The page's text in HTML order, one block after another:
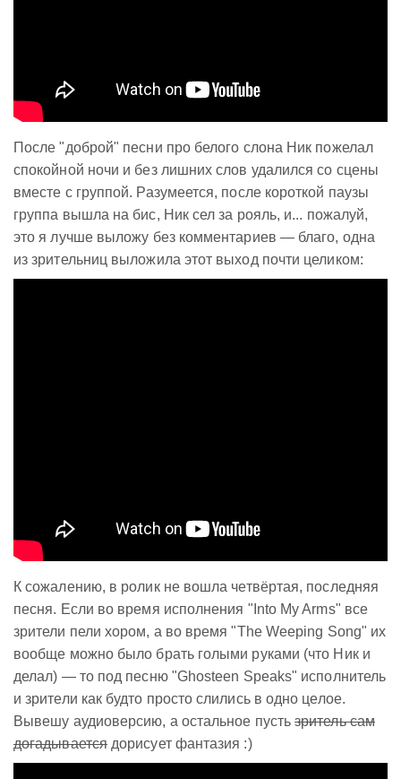
После "доброй" песни про белого слона Ник пожелал
спокойной ночи и без лишних слов удалился со сцены
вместе с группой. Разумеется, после короткой паузы
группа вышла на бис, Ник сел за рояль, и... пожалуй,
это я лучше выложу без комментариев — благо, одна
из зрительниц выложила этот выход почти целиком:
К сожалению, в ролик не вошла четвёртая, последняя
песня. Если во время исполнения "Into My Arms" все
зрители пели хором, а во время "The Weeping Song" их
вообще можно было брать голыми руками (что Ник и
делал) — то под песню "Ghosteen Speaks" исполнитель
и зрители как будто просто слились в одно целое.
Вывешу аудиоверсию, а остальное пустьзритель сам
догадываетсядорисует фантазия :)